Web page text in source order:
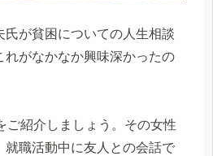
氏が貧困についての人生相談
れがなかなか興味深かったの
ご紹介しましょう。その女性
就職活動中に友人との会話で